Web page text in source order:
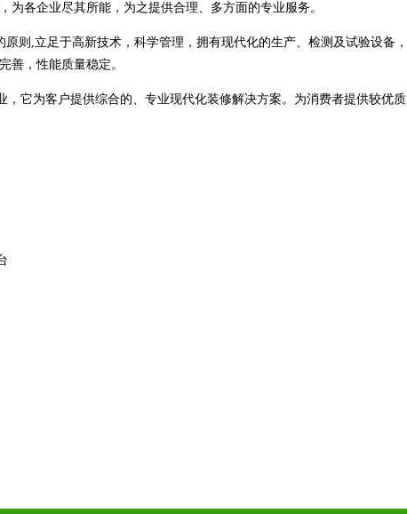
各企业尽其所能，为之提供合理、多方面的专业服务。
则,立足于高新技术，科学管理，拥有现代化的生产、检测及试验设备，
善，性能质量稳定。
它为客户提供综合的、专业现代化装修解决方案。为消费者提供较优质